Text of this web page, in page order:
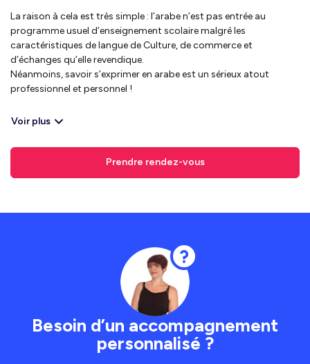
La raison à cela est très simple : l’arabe n’est pas entrée au
programme usuel d’enseignement scolaire malgré les
caractéristiques de langue de Culture, de commerce et
d’échanges qu’elle revendique.
Néanmoins, savoir s’exprimer en arabe est un sérieux atout
professionnel et personnel !
Voir plus
Prendre rendez-vous
Besoin d’un accompagnement
personnalisé ?